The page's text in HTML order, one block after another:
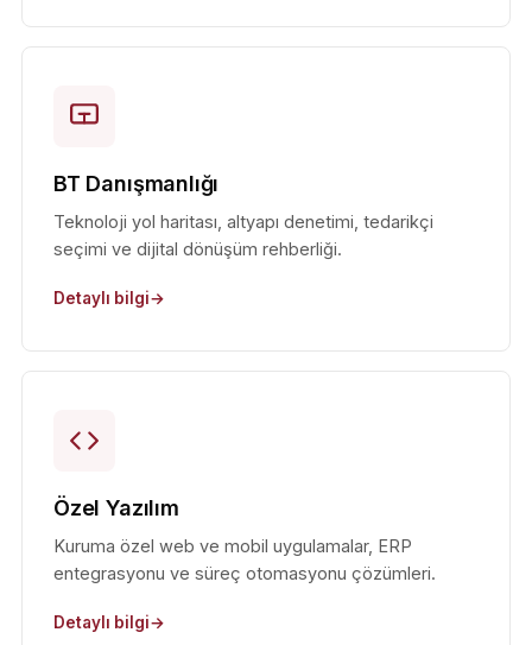
BT Danışmanlığı
Teknoloji yol haritası, altyapı denetimi, tedarikçi
seçimi ve dijital dönüşüm rehberliği.
Detaylı bilgi
Özel Yazılım
Kuruma özel web ve mobil uygulamalar, ERP
entegrasyonu ve süreç otomasyonu çözümleri.
Detaylı bilgi